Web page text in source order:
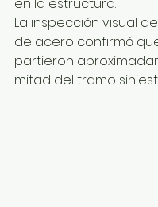
La inspección visual
de acero confirmó
partieron
mitad del tramo